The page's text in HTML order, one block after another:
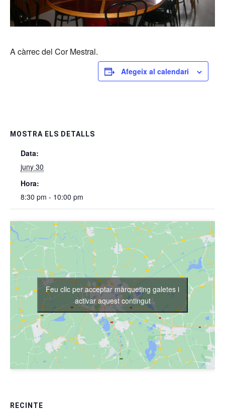
A càrrec del Cor Mestral.
Afegeix al calendari
MOSTRA ELS DETALLS
Data:
juny 30
Hora:
8:30 pm - 10:00 pm
RECINTE
Feu clic per acceptar màrqueting galetes i
activar aquest contingut